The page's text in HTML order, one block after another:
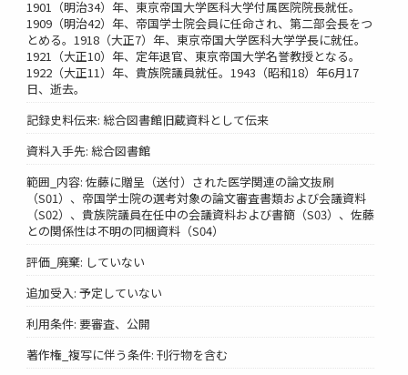
1901（明治34）年、東京帝国大学医科大学付属医院院長就任。
1909（明治42）年、帝国学士院会員に任命され、第二部会長をつ
とめる。1918（大正7）年、東京帝国大学医科大学学長に就任。
1921（大正10）年、定年退官、東京帝国大学名誉教授となる。
1922（大正11）年、貴族院議員就任。1943（昭和18）年6月17
日、逝去。
記録史料伝来: 総合図書館旧蔵資料として伝来
資料入手先: 総合図書館
範囲_内容: 佐藤に贈呈（送付）された医学関連の論文抜刷
（S01）、帝国学士院の選考対象の論文審査書類および会議資料
（S02）、貴族院議員在任中の会議資料および書簡（S03）、佐藤
との関係性は不明の同梱資料（S04）
評価_廃棄: していない
追加受入: 予定していない
利用条件: 要審査、公開
著作権_複写に伴う条件: 刊行物を含む